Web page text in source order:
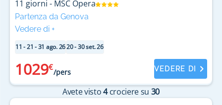
11 giorni - MSC Opera
Partenza da Genova
Vedere di +
11 - 21 - 31 ago. 2620 - 30 set. 26
1029€
/pers VEDERE DI
Avete visto4 crociere su 30